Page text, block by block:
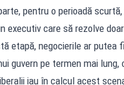
pentru o perioadă
executiv care să rezolve
etapă, negocierile ar putea
guvern pe termen mai
iau în calcul acest